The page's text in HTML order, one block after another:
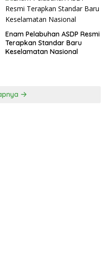
Enam Pelabuhan ASDP Resmi
Terapkan Standar Baru
Keselamatan Nasional